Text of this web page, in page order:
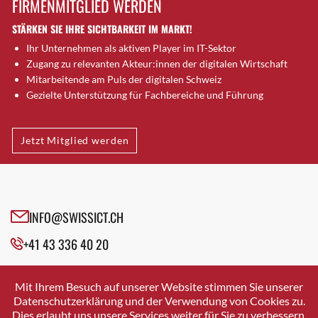
Brugg AG
Brütten
Bubendorf
Bubikon
Buchs (SG)
Bäretswil
Bülach
Cazis
Crissier
Davos Platz
Dierikon
Dietikon
FIRMENMITGLIED WERDEN
STÄRKEN SIE IHRE SICHTBARKEIT IM MARKT!
Ihr Unternehmen als aktiven Player im IT-Sektor
Zugang zu relevanten Akteur:innen der digitalen Wirtschaft
Mitarbeitende am Puls der digitalen Schweiz
Gezielte Unterstützung für Fachbereiche und Führung
Jetzt Mitglied werden
INFO@SWISSICT.CH
+41 43 336 40 20
SWISSICT
VULKANSTRASSE 120
8048 ZURICH
Mit Ihrem Besuch auf unserer Website stimmen Sie unserer
Datenschutzerklärung und der Verwendung von Cookies zu.
Dies erlaubt uns unsere Services weiter für Sie zu verbessern.